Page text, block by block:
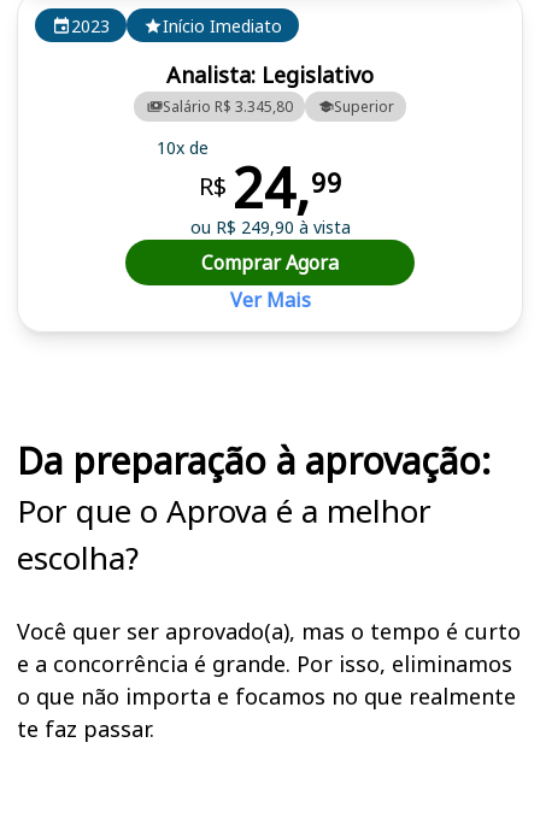
2023 Início Imediato
Analista: Legislativo
Salário R$ 3.345,80 Superior
10x de
R$ 24,99
ou R$ 249,90 à vista
Comprar Agora
Ver Mais
Da preparação à aprovação:
Por que o Aprova é a melhor
escolha?
Você quer ser aprovado(a), mas o tempo é curto
e a concorrência é grande. Por isso, eliminamos
o que não importa e focamos no que realmente
te faz passar.